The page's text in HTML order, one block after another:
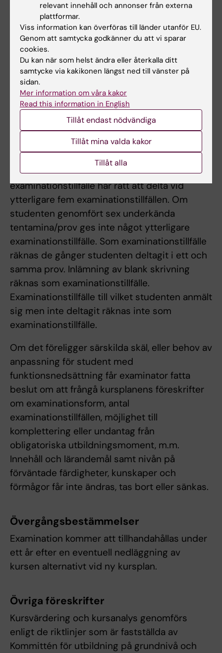
Muntlig redovsning av gruppuppgift enligt
bedömningskriterier.
Skriftlig tentamen.
För sent inlämnad examinationsuppgift
beaktas ej. Studenter som inte lämnat in i tid
hänvisas till omtentamenstillfället. Examinator
bedömer om en student har särskilda skäl för
förseningen. Examinator ges möjlighet att
fatta beslut om komplettering av
examinationsunderlag för att uppnå godkänt
resultat.
Student som ej är godkänd efter ordinarie
examinationstillfälle har rätt att delta vid
ytterligare fem examinationstillfällen. Om
studenten genomfört sex underkända
tentamina/prov ges inte något ytterligare
examinationstillfälle. Som examinationstillfälle
räknas de gånger studenten deltagit i ett och
samma prov. Inlämning av blank skrivning
räknas som examinationstillfälle.
Examinationstillfälle till vilket studenten anmält
sig men inte deltagit räknas inte som
examinationstillfälle.
Om det föreligger särskilda skäl, eller behov av
anpassning för student med
funktionsnedsättning får examinator fatta
beslut om att frångå kursplanens föreskrifter
om examinationsform, antal
examinationstillfällen, möjlighet till
komplettering eller undantag från
obligatoriska utbildningsmoment, m.m.
Innehåll och lärandemål samt nivån på
förväntade färdigheter, kunskaper och
förmågor får inte ändras, tas bort eller sänkas.
Övergångsbestämmelser
Examination kommer att tillhandahållas under
ett år efter en eventuell nedläggning av
kursen alternativt vid ny kursplan.
Övriga föreskrifter
Kursvärdering och kursanalys genomförs
enligt de riktlinjer som är fastställda av
Kommittén för utbildning på grundnivå och
relevant innehåll och annonser från externa
plattformar.
Viss information kan överföras till länder utanför EU.
Genom att samtycka godkänner du att vi sparar
cookies.
Du kan när som helst ändra eller återkalla ditt
samtycke via kakikonen längst ned till vänster på
sidan.
Mer information om våra kakor
Read this information in English
Tillåt endast nödvändiga
Tillåt mina valda kakor
Tillåt alla